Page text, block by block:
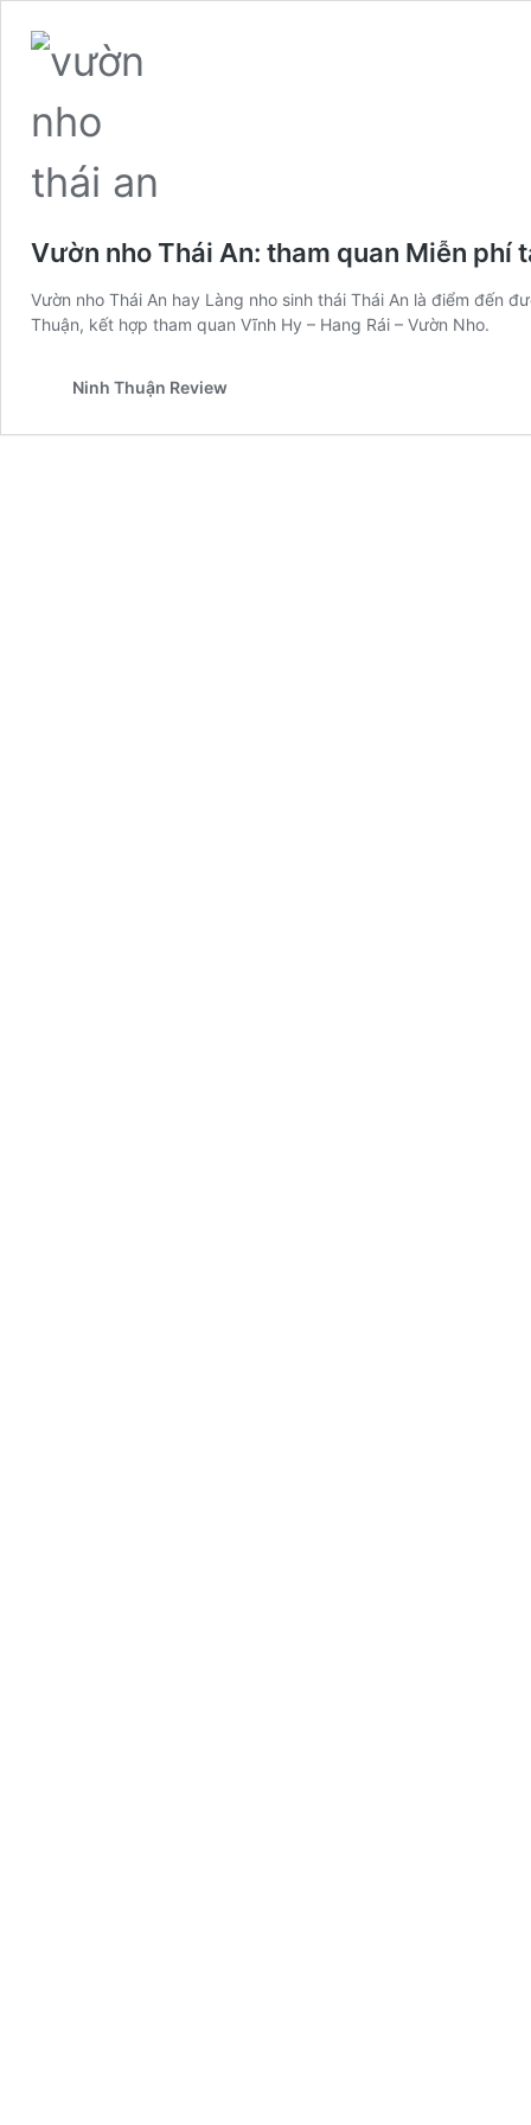
Vườn nho Thái An: tham quan Miễn phí
Vườn nho Thái An hay Làng nho sinh thái Thái An là điểm đến
Thuận, kết hợp tham quan Vĩnh Hy – Hang Rái – Vườn Nho.
Ninh Thuận Review